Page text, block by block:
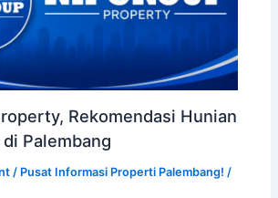
Rekomendasi Hunian
Palembang
/ Pusat Informasi Properti Palembang! /